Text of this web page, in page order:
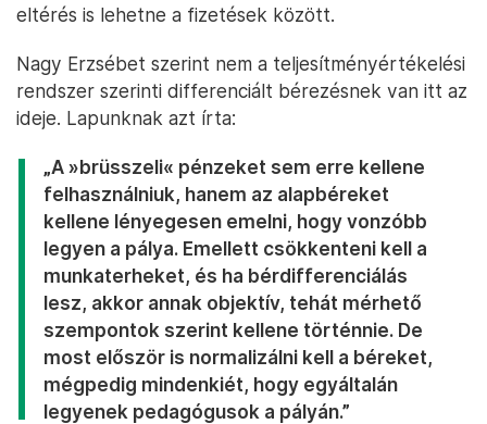
eltérés is lehetne a fizetések között.
Nagy Erzsébet szerint nem a teljesítményértékelési
rendszer szerinti differenciált bérezésnek van itt az
ideje. Lapunknak azt írta:
„A »brüsszeli« pénzeket sem erre kellene
felhasználniuk, hanem az alapbéreket
kellene lényegesen emelni, hogy vonzóbb
legyen a pálya. Emellett csökkenteni kell a
munkaterheket, és ha bérdifferenciálás
lesz, akkor annak objektív, tehát mérhető
szempontok szerint kellene történnie. De
most először is normalizálni kell a béreket,
mégpedig mindenkiét, hogy egyáltalán
legyenek pedagógusok a pályán.”